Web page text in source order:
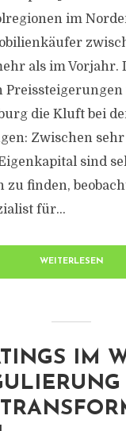
im
als im Vorjahr.
die Kluft bei
Zwischen
sind
zu finden,
für...
WEITERLESEN
IM